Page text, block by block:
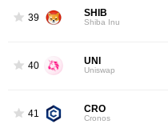
39 SHIB
Shiba Inu
40 UNI
Uniswap
41 CRO
Cronos